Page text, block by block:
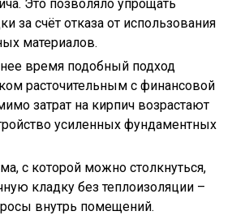
Это позволяло упрощать
за счёт отказа от использования
материалов.
время подобный подход
расточительным с финансовой
затрат на кирпич возрастают
усиленных фундаментных
с которой можно столкнуться,
кладку без теплоизоляции –
внутрь помещений.